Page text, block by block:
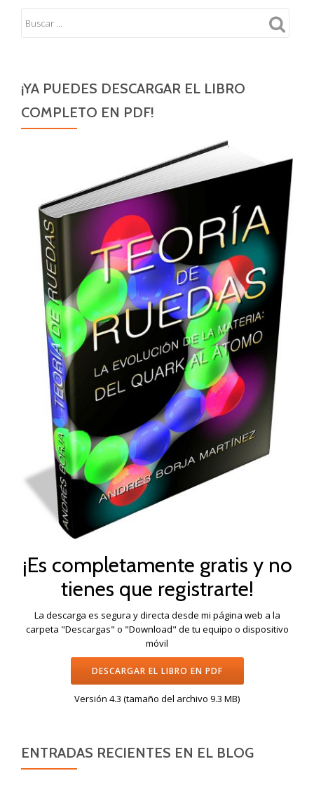
¡YA PUEDES DESCARGAR EL LIBRO
COMPLETO EN PDF!
¡Es completamente gratis y no
tienes que registrarte!
La descarga es segura y directa desde mi página web a la
carpeta "Descargas" o "Download" de tu equipo o dispositivo
móvil
DESCARGAR EL LIBRO EN PDF
Versión 4.3 (tamaño del archivo 9.3 MB)
ENTRADAS RECIENTES EN EL BLOG